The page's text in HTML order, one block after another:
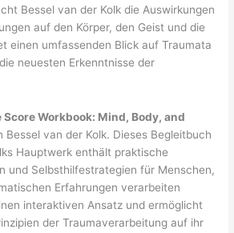
Bessel van der Kolk die Auswirkungen
auf den Körper, den Geist und die
einen umfassenden Blick auf Traumata
neuesten Erkenntnisse der
Score Workbook: Mind, Body, and
Bessel van der Kolk. Dieses Begleitbuch
Hauptwerk enthält praktische
und Selbsthilfestrategien für Menschen,
Erfahrungen verarbeiten
interaktiven Ansatz und ermöglicht
der Traumaverarbeitung auf ihr